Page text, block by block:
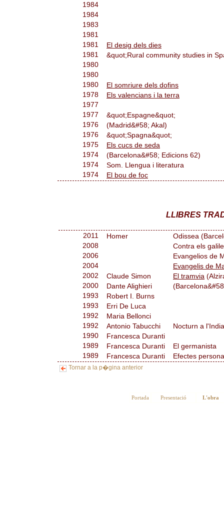
1984
1984
1983
1981
1981
El desig dels dies
1981
&quot;Rural community studies in
1980
1980
1980
El somriure dels dofins
1978
Els valencians i la terra
1977
1977
&quot;Espagne&quot;
1976
(Madrid&#58; Akal)
1976
&quot;Spagna&quot;
1975
Els cucs de seda
1974
(Barcelona&#58; Edicions 62)
1974
Som. Llengua i literatura
1974
El bou de foc
LLIBRES
2011 Homer
Odissea
2008
Contra els
2006
Evangelios de
2004
Evangelis de
2002
Claude Simon El tramvia
2000
Dante Alighieri
1993
Robert I. Burns
1993
Erri De Luca
1992
Maria Bellonci
1992
Antonio Tabucchi
Nocturn a
1990
Francesca Duranti
1989
Francesca Duranti
El germanista
1989
Francesca Duranti Efectes
Tornar a la p�gina anterior
Portada Presentació L'obra